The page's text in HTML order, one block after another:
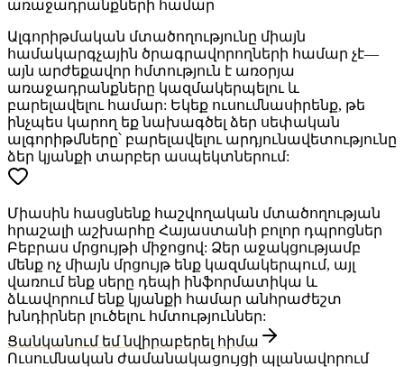
առաջադրանքների համար
Ալգորիթմական մտածողությունը միայն
համակարգչային ծրագրավորողների համար չէ—
այն արժեքավոր հմտություն է առօրյա
առաջադրանքները կազմակերպելու և
բարելավելու համար: Եկեք ուսումնասիրենք, թե
ինչպես կարող եք նախագծել ձեր սեփական
ալգորիթմները՝ բարելավելու արդյունավետությունը
ձեր կյանքի տարբեր ասպեկտներում:
Միասին հասցնենք հաշվողական մտածողության
հրաշալի աշխարհը Հայաստանի բոլոր դպրոցներ
Բեբրաս մրցույթի միջոցով: Ձեր աջակցությամբ
մենք ոչ միայն մրցույթ ենք կազմակերպում, այլ
վառում ենք սերը դեպի ինֆորմատիկա և
ձևավորում ենք կյանքի համար անհրաժեշտ
խնդիրներ լուծելու հմտություններ:
Ցանկանում եմ նվիրաբերել հիմա
Ուսումնական ժամանակացույցի պլանավորում